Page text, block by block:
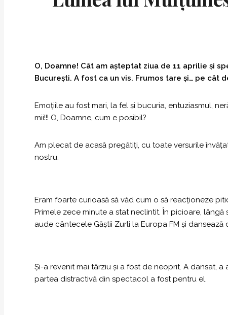
O, Doamne! Cât am așteptat ziua de 11 aprilie și
București. A fost ca un vis. Frumos tare și… pe cât
Emoțiile au fost mari, la fel și bucuria, entuziasmul,
mii!!! O, Doamne, cum e posibil?
Am plecat de acasă pregătiți, cu toate versurile
nostru.
Eram foarte curioasă să văd cum o să reacționeze
Primele zece minute a stat neclintit. În picioare,
aude cântecele Găștii Zurli la Europa FM și
Și-a revenit mai târziu și a fost de neoprit. A dansat,
partea distractivă din spectacol a fost pentru el.